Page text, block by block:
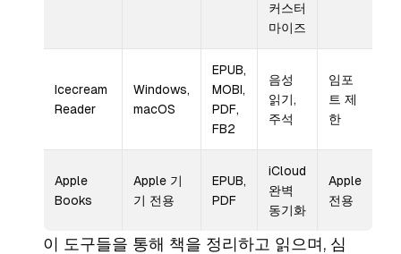
커스터
마이즈
Icecream
Reader
Windows,
macOS
EPUB,
MOBI,
PDF,
FB2
음성
읽기,
주석
임포
트 제
한
Apple
Books
Apple 기
기 전용
EPUB,
PDF
iCloud
완벽
동기화
Apple
전용
이 도구들을 통해 책을 정리하고 읽으며, 심